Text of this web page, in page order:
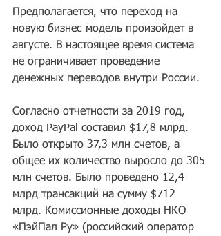
Предполагается, что переход на
новую бизнес-модель произойдет в
августе. В настоящее время система
не ограничивает проведение
денежных переводов внутри России.
Согласно отчетности за 2019 год,
доход PayPal составил $17,8 млрд.
Было открыто 37,3 млн счетов, а
общее их количество выросло до 305
млн счетов. Было проведено 12,4
млрд трансакций на сумму $712
млрд. Комиссионные доходы НКО
«ПэйПал Ру» (российский оператор